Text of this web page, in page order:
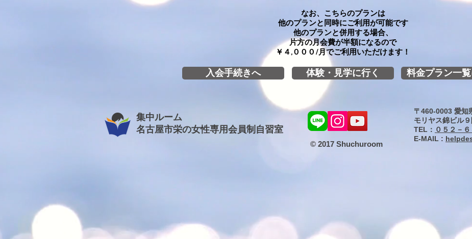
なお、こちらのプランは
他のプランと同時にご利用が可能です
他のプランと併用する場合、
​​片方の月会費が半額になるので
￥４,０００/月でご利用いただけます！
入会手続きへ 体験・見学に行く 料金プラン一
集中ルーム
名古屋市栄の女性専用会員制自習室
© 2017 Shuchuroom
〒460-0003 愛知
モリヤス錦ビル
TEL： ０５２－
E-MAIL :